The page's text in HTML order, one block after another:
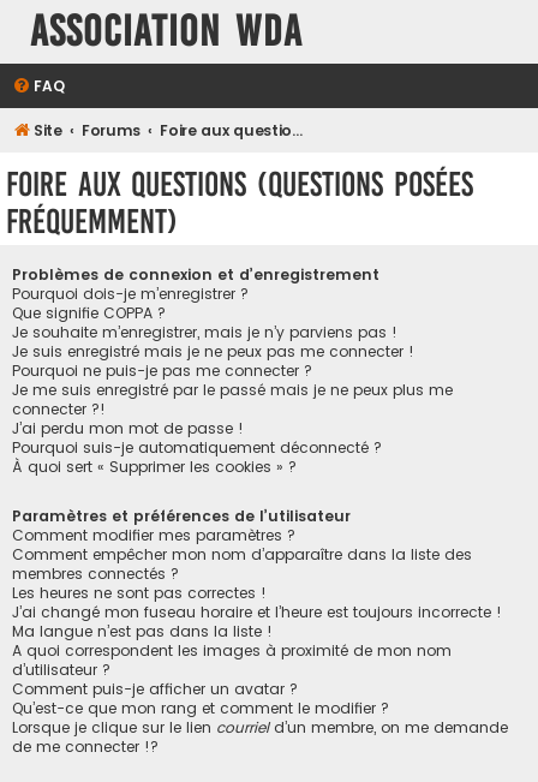
Association WDA
FAQ
Site Forums Foire aux questions (Questions posées fréquemment)
Foire aux questions (Questions posées
fréquemment)
Problèmes de connexion et d’enregistrement
Pourquoi dois-je m’enregistrer ?
Que signifie COPPA ?
Je souhaite m’enregistrer, mais je n’y parviens pas !
Je suis enregistré mais je ne peux pas me connecter !
Pourquoi ne puis-je pas me connecter ?
Je me suis enregistré par le passé mais je ne peux plus me
connecter ?!
J’ai perdu mon mot de passe !
Pourquoi suis-je automatiquement déconnecté ?
À quoi sert « Supprimer les cookies » ?
Paramètres et préférences de l’utilisateur
Comment modifier mes paramètres ?
Comment empêcher mon nom d’apparaître dans la liste des
membres connectés ?
Les heures ne sont pas correctes !
J’ai changé mon fuseau horaire et l’heure est toujours incorrecte !
Ma langue n’est pas dans la liste !
A quoi correspondent les images à proximité de mon nom
d’utilisateur ?
Comment puis-je afficher un avatar ?
Qu’est-ce que mon rang et comment le modifier ?
Lorsque je clique sur le lien courrield’un membre, on me demande
de me connecter !?